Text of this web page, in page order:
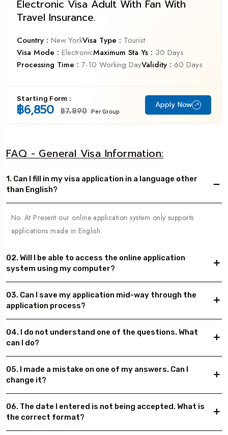
Electronic Visa Adult With Fan With
Travel Insurance.
Country : New YorkVisa Type : Tourist
Visa Mode : ElectronicMaximum Sta Ys : 30 Days
Processing Time : 7-10 Working DayValidity : 60 Days
Starting Form :
฿6,850 ฿7,890 Per Group
Apply Now
FAQ - General Visa Information:
1. Can I fill in my visa application in a language other
than English?
No. At Present our online application system only supports
applications made in English.
02. Will I be able to access the online application
system using my computer?
03. Can I save my application mid-way through the
application process?
04. I do not understand one of the questions. What
can I do?
05. I made a mistake on one of my answers. Can I
change it?
06. The date I entered is not being accepted. What is
the correct format?